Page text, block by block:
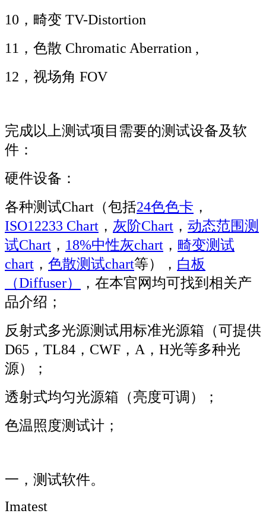
10，畸变 TV-Distortion
11，色散 Chromatic Aberration ,
12，视场角 FOV
完成以上测试项目需要的测试设备及软
件：
硬件设备：
各种测试Chart （包括24色色卡 ，
ISO12233 Chart ， 灰阶Chart ， 动态范围测
试Chart ， 18%中性灰chart ， 畸变测试
chart ， 色散测试chart等）， 白板
（Diffuser）
，在本官网均可找到相关产
品介绍；
反射式多光源测试用标准光源箱（可提供
D65，TL84，CWF，A，H光等多种光
源）；
透射式均匀光源箱（亮度可调）；
色温照度测试计；
一，测试软件。
Imatest